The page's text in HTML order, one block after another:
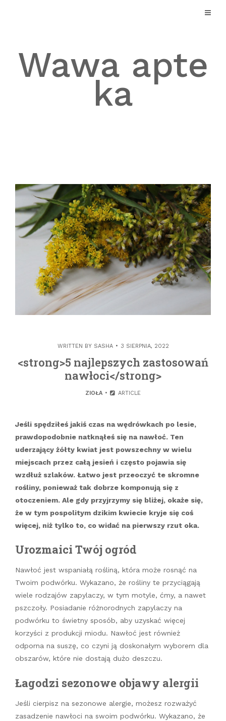
Wawa apte
ka
WRITTEN BY SASHA 3 SIERPNIA, 2022
<strong>5 najlepszych zastosowań
nawłoci</strong>
ZIOŁA ARTICLE
Jeśli spędziłeś jakiś czas na wędrówkach po lesie,
prawdopodobnie natknąłeś się na nawłoć. Ten
uderzający żółty kwiat jest powszechny w wielu
miejscach przez całą jesień i często pojawia się
wzdłuż szlaków. Łatwo jest przeoczyć te skromne
rośliny, ponieważ tak dobrze komponują się z
otoczeniem. Ale gdy przyjrzymy się bliżej, okaże się,
że w tym pospolitym dzikim kwiecie kryje się coś
więcej, niż tylko to, co widać na pierwszy rzut oka.
Urozmaici Twój ogród
Nawłoć jest wspaniałą rośliną, która może rosnąć na
Twoim podwórku. Wykazano, że rośliny te przyciągają
wiele rodzajów zapylaczy, w tym motyle, ćmy, a nawet
pszczoły. Posiadanie różnorodnych zapylaczy na
podwórku to świetny sposób, aby uzyskać więcej
korzyści z produkcji miodu. Nawłoć jest również
odporna na suszę, co czyni ją doskonałym wyborem dla
obszarów, które nie dostają dużo deszczu.
Łagodzi sezonowe objawy alergii
Jeśli cierpisz na sezonowe alergie, możesz rozważyć
zasadzenie nawłoci na swoim podwórku. Wykazano, że